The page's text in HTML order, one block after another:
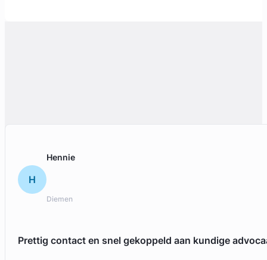
H
Hennie
Diemen
Prettig contact en snel gekoppeld aan kundige